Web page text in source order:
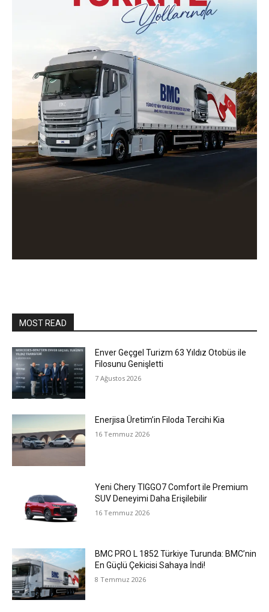
MOST READ
Enver Geçgel Turizm 63 Yıldız Otobüs ile
Filosunu Genişletti
7 Ağustos 2026
Enerjisa Üretim’in Filoda Tercihi Kia
16 Temmuz 2026
Yeni Chery TIGGO7 Comfort ile Premium
SUV Deneyimi Daha Erişilebilir
16 Temmuz 2026
BMC PRO L 1852 Türkiye Turunda: BMC’nin
En Güçlü Çekicisi Sahaya İndi!
8 Temmuz 2026